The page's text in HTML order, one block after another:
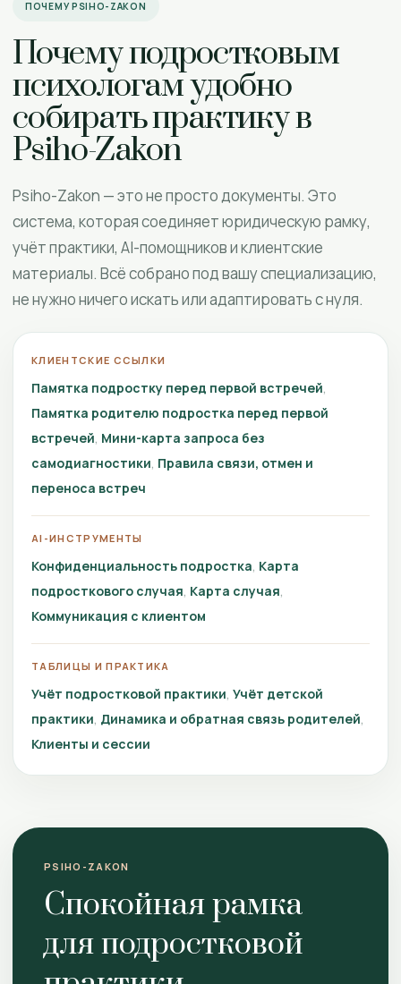
ПОЧЕМУ PSIHO-ZAKON
Почему подростковым
психологам удобно
собирать практику в
Psiho-Zakon
Psiho-Zakon — это не просто документы. Это
система, которая соединяет юридическую рамку,
учёт практики, AI-помощников и клиентские
материалы. Всё собрано под вашу специализацию,
не нужно ничего искать или адаптировать с нуля.
КЛИЕНТСКИЕ ССЫЛКИ
Памятка подростку перед первой встречей
Памятка родителю подростка перед первой
встречей Мини-карта запроса без
самодиагностики Правила связи, отмен и
переноса встреч
AI-ИНСТРУМЕНТЫ
Конфиденциальность подростка Карта
подросткового случая Карта случая
Коммуникация с клиентом
ТАБЛИЦЫ И ПРАКТИКА
Учёт подростковой практики Учёт детской
практики Динамика и обратная связь родителей
Клиенты и сессии
PSIHO-ZAKON
Спокойная рамка
для подростковой